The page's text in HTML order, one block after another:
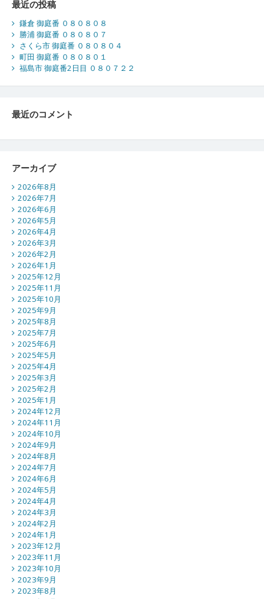
最近の投稿
鎌倉 御庭番 ０８０８０８
勝浦 御庭番 ０８０８０７
さくら市 御庭番 ０８０８０４
町田 御庭番 ０８０８０１
福島市 御庭番2日目 ０８０７２２
最近のコメント
アーカイブ
2026年8月
2026年7月
2026年6月
2026年5月
2026年4月
2026年3月
2026年2月
2026年1月
2025年12月
2025年11月
2025年10月
2025年9月
2025年8月
2025年7月
2025年6月
2025年5月
2025年4月
2025年3月
2025年2月
2025年1月
2024年12月
2024年11月
2024年10月
2024年9月
2024年8月
2024年7月
2024年6月
2024年5月
2024年4月
2024年3月
2024年2月
2024年1月
2023年12月
2023年11月
2023年10月
2023年9月
2023年8月